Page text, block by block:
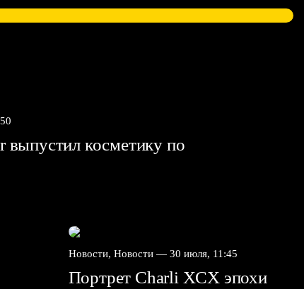
выпустил косметику по
Новости, Новости — 30 июля, 11:45
Портрет Charli XCX эпохи